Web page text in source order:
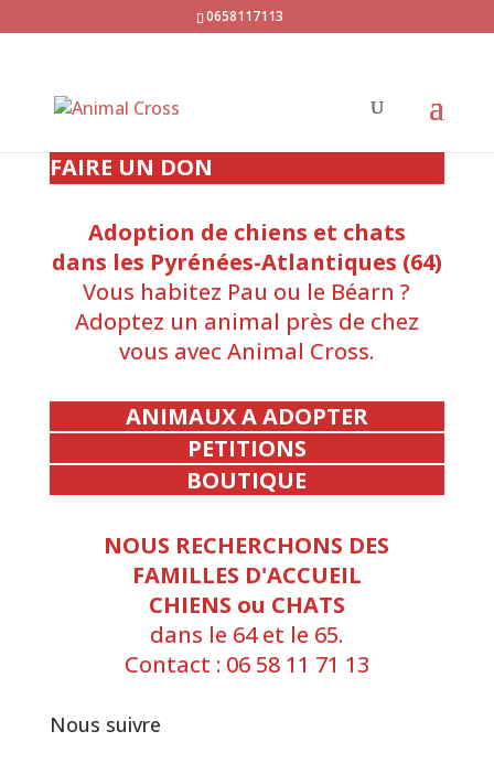
0658117113
FAIRE UN DON
Adoption de chiens et chats
dans les Pyrénées-Atlantiques (64)
Vous habitez Pau ou le Béarn ?
Adoptez un animal près de chez
vous avec Animal Cross.
ANIMAUX A ADOPTER
PETITIONS
BOUTIQUE
NOUS RECHERCHONS DES
FAMILLES D'ACCUEIL
CHIENS ou CHATS
dans le 64 et le 65.
Contact : 06 58 11 71 13
Nous suivre